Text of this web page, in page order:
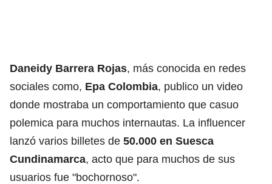
Daneidy Barrera Rojas, más conocida en redes
sociales como, Epa Colombia, publico un video
donde mostraba un comportamiento que casuo
polemica para muchos internautas. La influencer
lanzó varios billetes de 50.000 en Suesca
Cundinamarca, acto que para muchos de sus
usuarios fue "bochornoso".